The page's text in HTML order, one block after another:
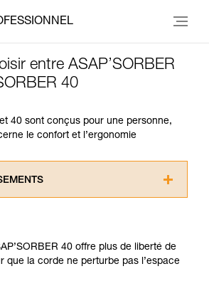
entre ASAP’SORBER
40
40 sont conçus pour une personne,
le confort et l’ergonomie
de la notice technique pour
ce complément
40 offre plus de liberté de
que la corde ne perturbe pas l’espace